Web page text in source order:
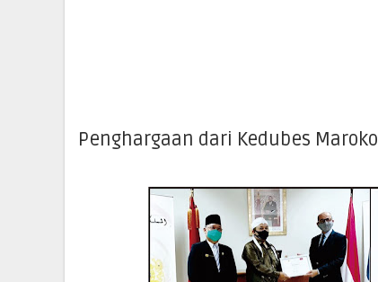
Penghargaan dari Kedubes Maroko